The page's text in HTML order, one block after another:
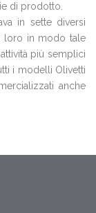
di prodotto.
in sette diversi
loro in modo tale
più semplici
i modelli Olivetti
anche